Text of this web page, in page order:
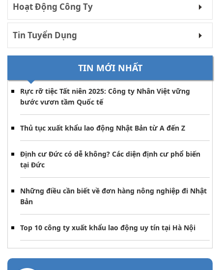
Hoạt Động Công Ty
Tin Tuyển Dụng
TIN MỚI NHẤT
Rực rỡ tiệc Tất niên 2025: Công ty Nhân Việt vững
bước vươn tầm Quốc tế
Thủ tục xuất khẩu lao động Nhật Bản từ A đến Z
Định cư Đức có dễ không? Các diện định cư phổ biến
tại Đức
Những điều cần biết về đơn hàng nông nghiệp đi Nhật
Bản
Top 10 công ty xuất khẩu lao động uy tín tại Hà Nội